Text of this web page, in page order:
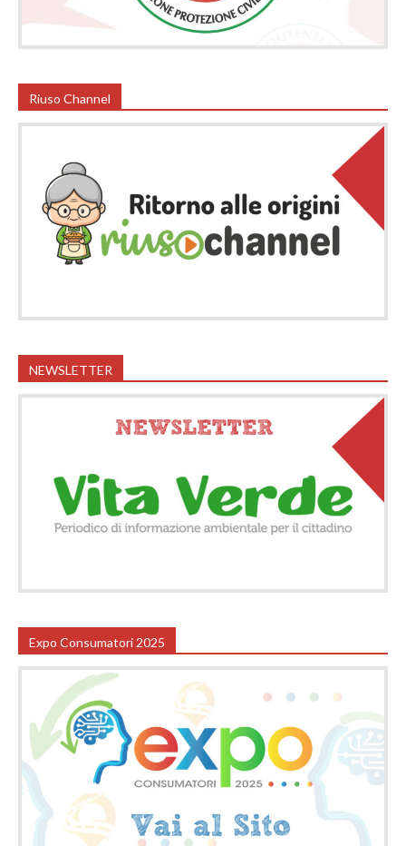
Riuso Channel
NEWSLETTER
Expo Consumatori 2025